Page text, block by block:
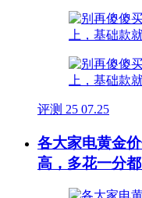
评测 25 07.25
各大家电黄金
高，多花一分